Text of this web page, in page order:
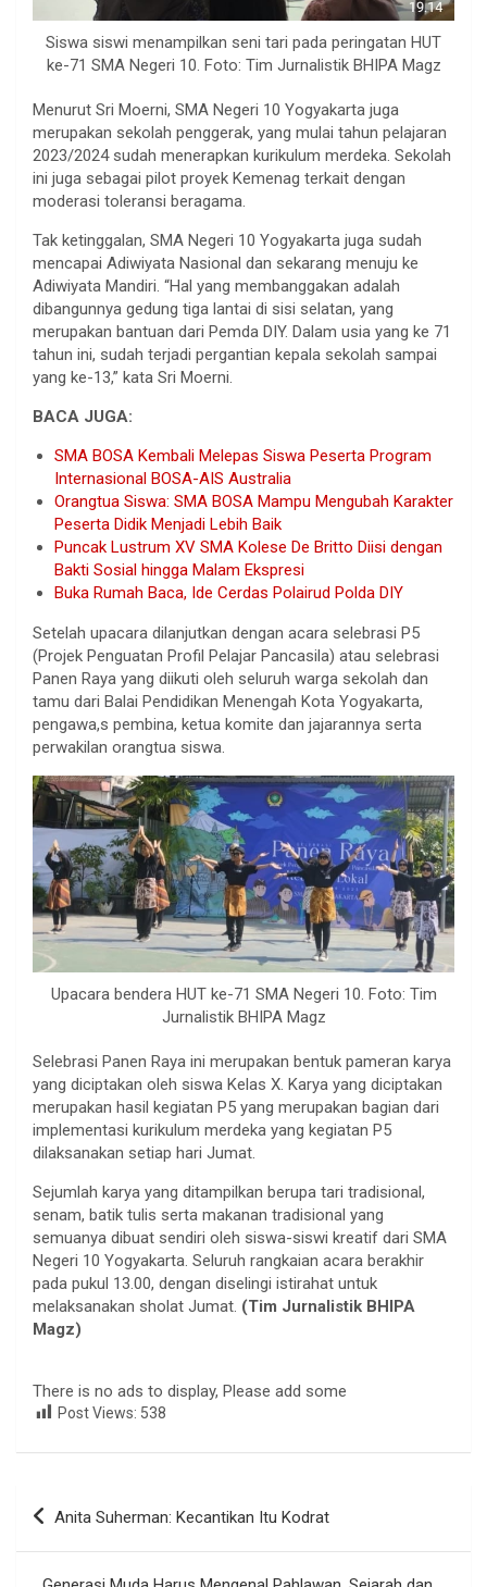
Siswa siswi menampilkan seni tari pada peringatan HUT
ke-71 SMA Negeri 10. Foto: Tim Jurnalistik BHIPA Magz
Menurut Sri Moerni, SMA Negeri 10 Yogyakarta juga
merupakan sekolah penggerak, yang mulai tahun pelajaran
2023/2024 sudah menerapkan kurikulum merdeka. Sekolah
ini juga sebagai pilot proyek Kemenag terkait dengan
moderasi toleransi beragama.
Tak ketinggalan, SMA Negeri 10 Yogyakarta juga sudah
mencapai Adiwiyata Nasional dan sekarang menuju ke
Adiwiyata Mandiri. “Hal yang membanggakan adalah
dibangunnya gedung tiga lantai di sisi selatan, yang
merupakan bantuan dari Pemda DIY. Dalam usia yang ke 71
tahun ini, sudah terjadi pergantian kepala sekolah sampai
yang ke-13,” kata Sri Moerni.
BACA JUGA:
SMA BOSA Kembali Melepas Siswa Peserta Program
Internasional BOSA-AIS Australia
Orangtua Siswa: SMA BOSA Mampu Mengubah Karakter
Peserta Didik Menjadi Lebih Baik
Puncak Lustrum XV SMA Kolese De Britto Diisi dengan
Bakti Sosial hingga Malam Ekspresi
Buka Rumah Baca, Ide Cerdas Polairud Polda DIY
Setelah upacara dilanjutkan dengan acara selebrasi P5
(Projek Penguatan Profil Pelajar Pancasila) atau selebrasi
Panen Raya yang diikuti oleh seluruh warga sekolah dan
tamu dari Balai Pendidikan Menengah Kota Yogyakarta,
pengawa,s pembina, ketua komite dan jajarannya serta
perwakilan orangtua siswa.
Upacara bendera HUT ke-71 SMA Negeri 10. Foto: Tim
Jurnalistik BHIPA Magz
Selebrasi Panen Raya ini merupakan bentuk pameran karya
yang diciptakan oleh siswa Kelas X. Karya yang diciptakan
merupakan hasil kegiatan P5 yang merupakan bagian dari
implementasi kurikulum merdeka yang kegiatan P5
dilaksanakan setiap hari Jumat.
Sejumlah karya yang ditampilkan berupa tari tradisional,
senam, batik tulis serta makanan tradisional yang
semuanya dibuat sendiri oleh siswa-siswi kreatif dari SMA
Negeri 10 Yogyakarta. Seluruh rangkaian acara berakhir
pada pukul 13.00, dengan diselingi istirahat untuk
melaksanakan sholat Jumat. (Tim Jurnalistik BHIPA
Magz)
There is no ads to display, Please add some
Post Views: 538
Navigasi
Anita Suherman: Kecantikan Itu Kodrat